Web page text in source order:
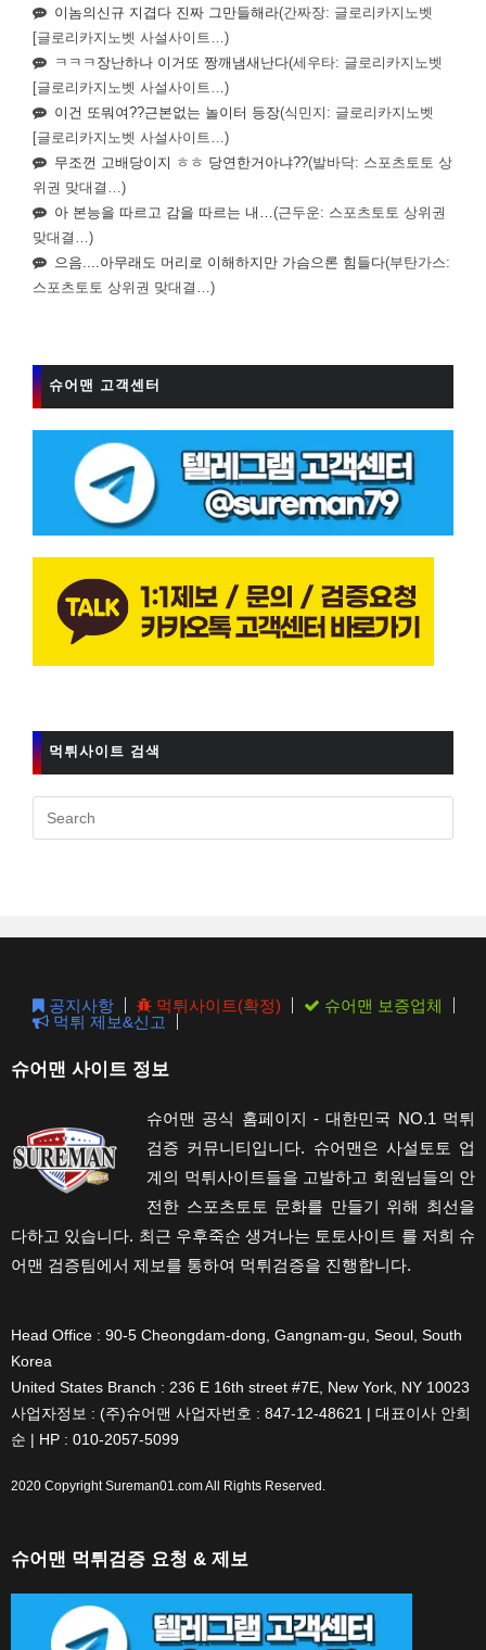
이놈의신규 지겹다 진짜 그만들해라(간짜장: 글로리카지노벳
[글로리카지노벳 사설사이트…)
ㅋㅋㅋ장난하나 이거또 짱깨냄새난다(세우타: 글로리카지노벳
[글로리카지노벳 사설사이트…)
이건 또뭐여??근본없는 놀이터 등장(식민지: 글로리카지노벳
[글로리카지노벳 사설사이트…)
무조껀 고배당이지 ㅎㅎ 당연한거아냐??(발바닥: 스포츠토토 상
위권 맞대결…)
아 본능을 따르고 감을 따르는 내…(근두운: 스포츠토토 상위권
맞대결…)
으음....아무래도 머리로 이해하지만 가슴으론 힘들다(부탄가스:
스포츠토토 상위권 맞대결…)
슈어맨 고객센터
먹튀사이트 검색
공지사항 먹튀사이트(확정)
슈어맨 보증업체
먹튀 제보&신고
슈어맨 사이트 정보
슈어맨 공식 홈페이지 - 대한민국 NO.1 먹튀
검증 커뮤니티입니다. 슈어맨은 사설토토 업
계의 먹튀사이트들을 고발하고 회원님들의 안
전한 스포츠토토 문화를 만들기 위해 최선을
다하고 있습니다. 최근 우후죽순 생겨나는 토토사이트 를 저희 슈
어맨 검증팀에서 제보를 통하여 먹튀검증을 진행합니다.
Head Office : 90-5 Cheongdam-dong, Gangnam-gu, Seoul, South
Korea
United States Branch : 236 E 16th street #7E, New York, NY 10023
사업자정보 : (주)슈어맨 사업자번호 : 847-12-48621 | 대표이사 안희
순 | HP : 010-2057-5099
2020 CopyrightSureman01.comAll Rights Reserved.
슈어맨 먹튀검증 요청 & 제보